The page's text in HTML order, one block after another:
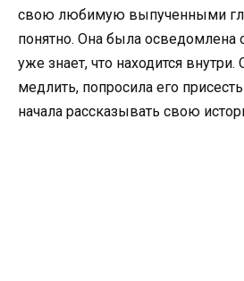
свою любимую выпученными
понятно. Она была осведомлена
уже знает, что находится внутри.
медлить, попросила его
начала рассказывать свою